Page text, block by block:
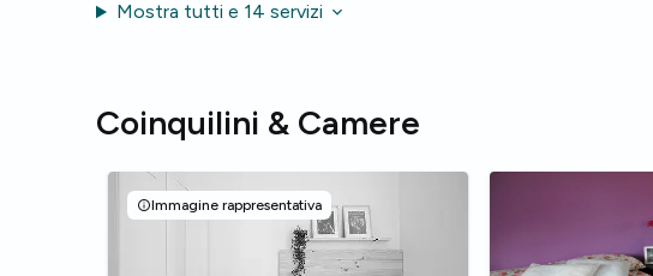
Mostra tutti e 14 servizi
Coinquilini & Camere
Immagine rappresentativa